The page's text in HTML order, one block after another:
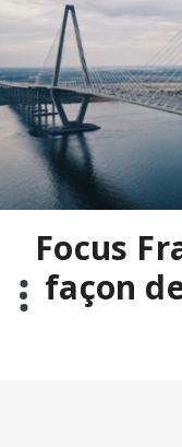
contenu
Focus
façon